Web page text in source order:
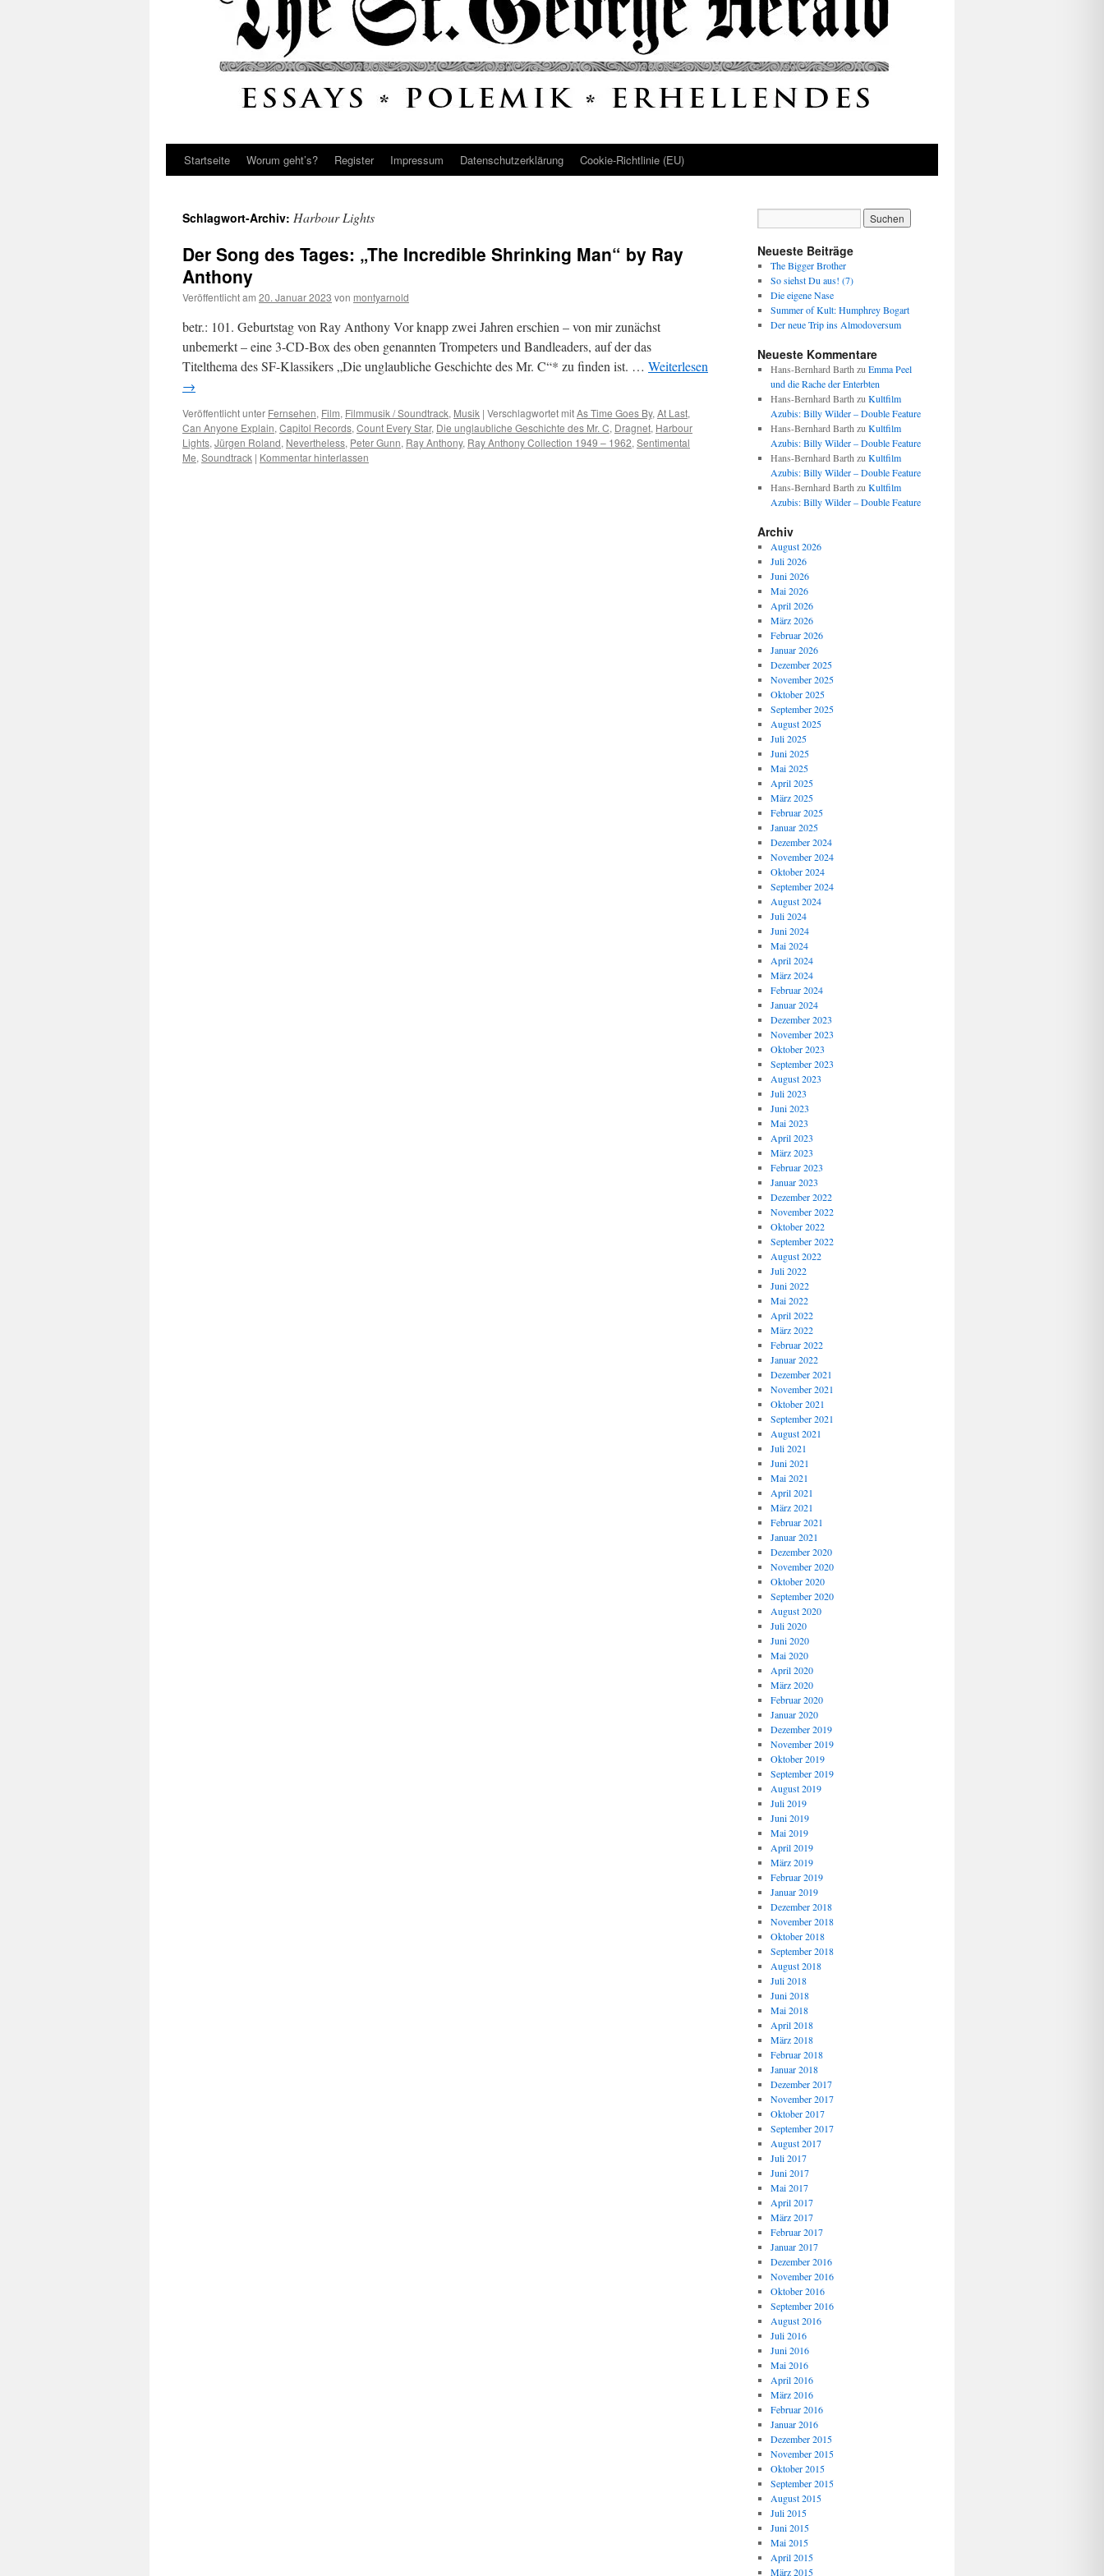
Startseite Worum geht’s? Register Impressum Datenschutz­erklärung Cookie-Richtlinie (EU)
Schlagwort-Archiv: Harbour Lights
Der Song des Tages: „The Incredible Shrinking Man“ by Ray
Anthony
Veröffentlicht am 20. Januar 2023 von montyarnold
betr.: 101. Geburtstag von Ray Anthony Vor knapp zwei Jahren erschien – von mir zunächst
unbemerkt – eine 3-CD-Box des oben genannten Trompeters und Bandleaders, auf der das
Titelthema des SF-Klassikers „Die unglaubliche Geschichte des Mr. C“* zu finden ist. … Weiterlesen
→
Veröffentlicht unter Fernsehen, Film, Filmmusik / Soundtrack, Musik | Verschlagwortet mitAs Time Goes By, At Last,
Can Anyone Explain, Capitol Records, Count Every Star, Die unglaubliche Geschichte des Mr. C, Dragnet, Harbour
Lights, Jürgen Roland, Nevertheless, Peter Gunn, Ray Anthony, Ray Anthony Collection 1949 – 1962, Sentimental
Me, Soundtrack | Kommentar hinterlassen
Neueste Beiträge
The Bigger Brother
So siehst Du aus! (7)
Die eigene Nase
Summer of Kult: Humphrey Bogart
Der neue Trip ins Almodoversum
Neueste Kommentare
Hans-Bernhard Barth zu Emma Peel
und die Rache der Enterbten
Hans-Bernhard Barth zu Kultfilm
Azubis: Billy Wilder – Double Feature
Hans-Bernhard Barth zu Kultfilm
Azubis: Billy Wilder – Double Feature
Hans-Bernhard Barth zu Kultfilm
Azubis: Billy Wilder – Double Feature
Hans-Bernhard Barth zu Kultfilm
Azubis: Billy Wilder – Double Feature
Archiv
August 2026
Juli 2026
Juni 2026
Mai 2026
April 2026
März 2026
Februar 2026
Januar 2026
Dezember 2025
November 2025
Oktober 2025
September 2025
August 2025
Juli 2025
Juni 2025
Mai 2025
April 2025
März 2025
Februar 2025
Januar 2025
Dezember 2024
November 2024
Oktober 2024
September 2024
August 2024
Juli 2024
Juni 2024
Mai 2024
April 2024
März 2024
Februar 2024
Januar 2024
Dezember 2023
November 2023
Oktober 2023
September 2023
August 2023
Juli 2023
Juni 2023
Mai 2023
April 2023
März 2023
Februar 2023
Januar 2023
Dezember 2022
November 2022
Oktober 2022
September 2022
August 2022
Juli 2022
Juni 2022
Mai 2022
April 2022
März 2022
Februar 2022
Januar 2022
Dezember 2021
November 2021
Oktober 2021
September 2021
August 2021
Juli 2021
Juni 2021
Mai 2021
April 2021
März 2021
Februar 2021
Januar 2021
Dezember 2020
November 2020
Oktober 2020
September 2020
August 2020
Juli 2020
Juni 2020
Mai 2020
April 2020
März 2020
Februar 2020
Januar 2020
Dezember 2019
November 2019
Oktober 2019
September 2019
August 2019
Juli 2019
Juni 2019
Mai 2019
April 2019
März 2019
Februar 2019
Januar 2019
Dezember 2018
November 2018
Oktober 2018
September 2018
August 2018
Juli 2018
Juni 2018
Mai 2018
April 2018
März 2018
Februar 2018
Januar 2018
Dezember 2017
November 2017
Oktober 2017
September 2017
August 2017
Juli 2017
Juni 2017
Mai 2017
April 2017
März 2017
Februar 2017
Januar 2017
Dezember 2016
November 2016
Oktober 2016
September 2016
August 2016
Juli 2016
Juni 2016
Mai 2016
April 2016
März 2016
Februar 2016
Januar 2016
Dezember 2015
November 2015
Oktober 2015
September 2015
August 2015
Juli 2015
Juni 2015
Mai 2015
April 2015
März 2015